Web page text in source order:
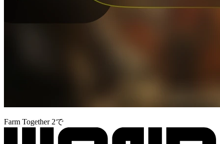
Farm Together 2で